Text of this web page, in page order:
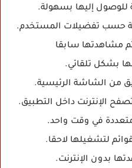
إليها بسهولة.
حسب تفضيلات المستخدم.
مشاهدتها سابقا
بشكل تلقائي.
من الشاشة الرئيسية.
الإنترنت داخل التطبيق.
متعددة في وقت واحد.
لتشغيلها لاحقا.
بدون الإنترنت.